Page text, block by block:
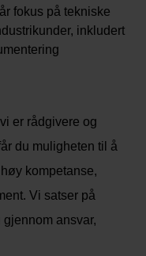
fokus på tekniske
inkludert
er rådgivere og
du muligheten til å
kompetanse,
Vi satser på
ansvar,